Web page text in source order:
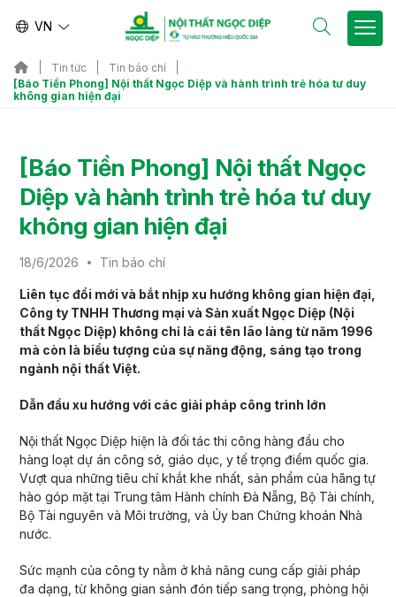
VN
Tin tức
Tin báo chí
[Báo Tiền Phong] Nội thất Ngọc Diệp và hành trình trẻ hóa tư duy
không gian hiện đại
[Báo Tiền Phong] Nội thất Ngọc
Diệp và hành trình trẻ hóa tư duy
không gian hiện đại
18/6/2026 Tin báo chí
Liên tục đổi mới và bắt nhịp xu hướng không gian hiện đại,
Công ty TNHH Thương mại và Sản xuất Ngọc Diệp (Nội
thất Ngọc Diệp) không chỉ là cái tên lão làng từ năm 1996
mà còn là biểu tượng của sự năng động, sáng tạo trong
ngành nội thất Việt.
Dẫn đầu xu hướng với các giải pháp công trình lớn
Nội thất Ngọc Diệp hiện là đối tác thi công hàng đầu cho
hàng loạt dự án công sở, giáo dục, y tế trọng điểm quốc gia.
Vượt qua những tiêu chí khắt khe nhất, sản phẩm của hãng tự
hào góp mặt tại Trung tâm Hành chính Đà Nẵng, Bộ Tài chính,
Bộ Tài nguyên và Môi trường, và Ủy ban Chứng khoán Nhà
nước.
Sức mạnh của công ty nằm ở khả năng cung cấp giải pháp
đa dạng, từ không gian sảnh đón tiếp sang trọng, phòng hội